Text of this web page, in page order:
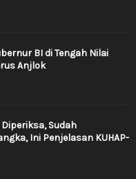
BI di Tengah Nilai
Anjlok
Sudah
Ini Penjelasan KUHAP-